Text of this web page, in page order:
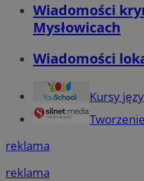
Wiadomości
Mysłowicach
Wiadomości
Kursy
reklama
reklama